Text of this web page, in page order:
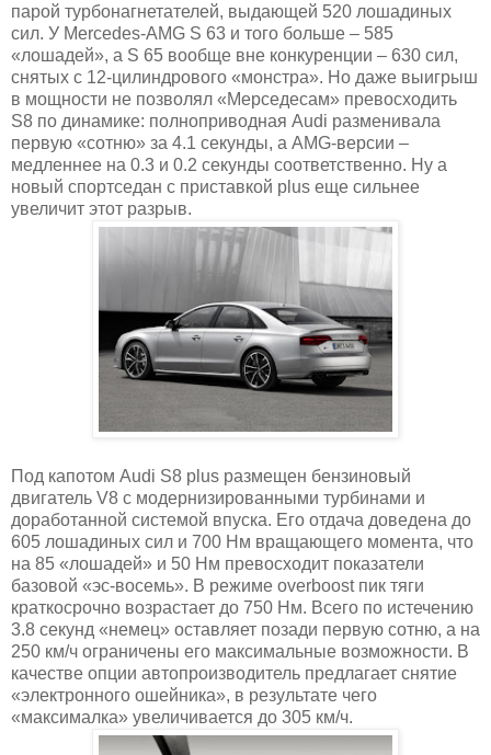
парой турбонагнетателей, выдающей 520 лошадиных
сил. У Mercedes-AMG S 63 и того больше – 585
«лошадей», а S 65 вообще вне конкуренции – 630 сил,
снятых с 12-цилиндрового «монстра». Но даже выигрыш
в мощности не позволял «Мерседесам» превосходить
S8 по динамике: полноприводная Audi разменивала
первую «сотню» за 4.1 секунды, а AMG-версии –
медленнее на 0.3 и 0.2 секунды соответственно. Ну а
новый спортседан с приставкой plus еще сильнее
увеличит этот разрыв.
Под капотом Audi S8 plus размещен бензиновый
двигатель V8 с модернизированными турбинами и
доработанной системой впуска. Его отдача доведена до
605 лошадиных сил и 700 Нм вращающего момента, что
на 85 «лошадей» и 50 Нм превосходит показатели
базовой «эс-восемь». В режиме overboost пик тяги
краткосрочно возрастает до 750 Нм. Всего по истечению
3.8 секунд «немец» оставляет позади первую сотню, а на
250 км/ч ограничены его максимальные возможности. В
качестве опции автопроизводитель предлагает снятие
«электронного ошейника», в результате чего
«максималка» увеличивается до 305 км/ч.